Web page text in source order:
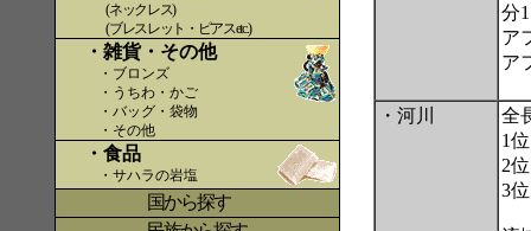
(ネックレス)
(ブレスレット・ピアスetc.)
・雑貨・その他
・ブロンズ
・うちわ・かご
・バッグ・袋物
・その他
・食品
・サハラの岩塩
国から探す〇
分
ア
ア
・河川
全
1
2
3